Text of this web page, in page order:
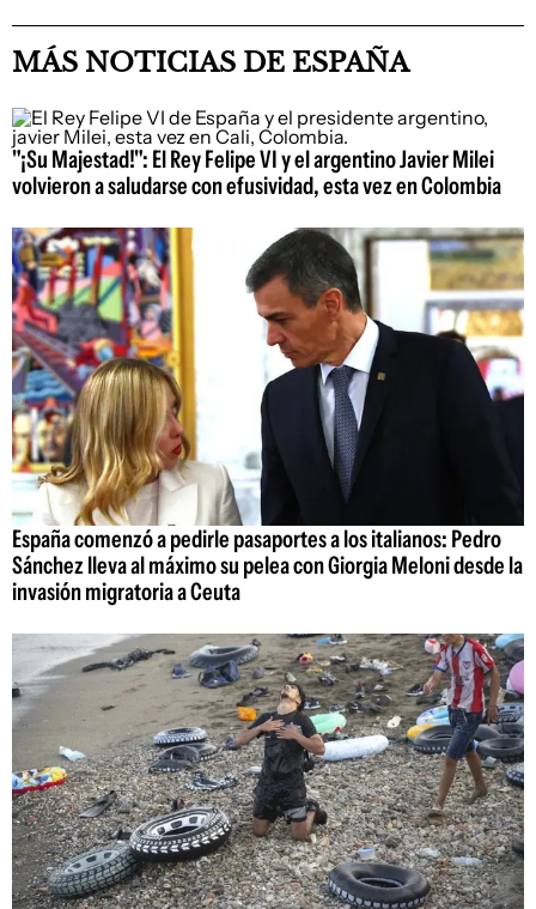
MÁS NOTICIAS DE ESPAÑA
"¡Su Majestad!": El Rey Felipe VI y el argentino Javier Milei
volvieron a saludarse con efusividad, esta vez en Colombia
España comenzó a pedirle pasaportes a los italianos: Pedro
Sánchez lleva al máximo su pelea con Giorgia Meloni desde la
invasión migratoria a Ceuta